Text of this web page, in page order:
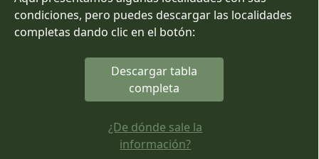
condiciones, pero puedes descargar las localidades
completas dando clic en el botón:
Descargar tabla
completa
¿De dónde sale la
información?